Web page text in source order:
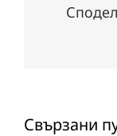
Свързани